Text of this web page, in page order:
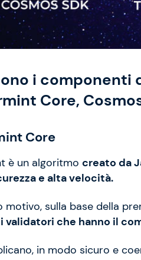
i componenti
Core,
Core
è un algoritmo creato da
e alta velocità.
motivo, sulla base della
validatori che hanno il
in modo sicuro e